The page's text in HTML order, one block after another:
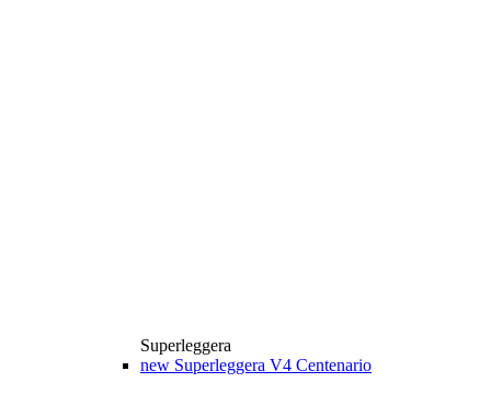
Superleggera
new Superleggera V4 Centenario